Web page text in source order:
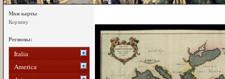
Мои карты
Корзину
Регионы:
Italia
America